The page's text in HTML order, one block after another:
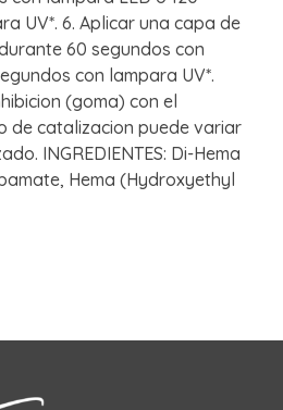
UV*. 6. Aplicar una capa de
60 segundos con
con lampara UV*.
(goma) con el
de catalizacion puede variar
INGREDIENTES: Di-Hema
Hema (Hydroxyethyl